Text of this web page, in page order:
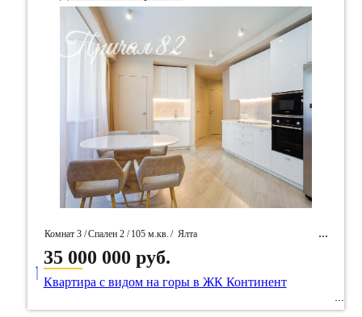
Комнат 3 /Спален 2 / 105 м.кв. / Ялта
/ Идентификатор собственность 53154
35 000 000 руб.
____
Квартира с видом на горы в ЖК Континент